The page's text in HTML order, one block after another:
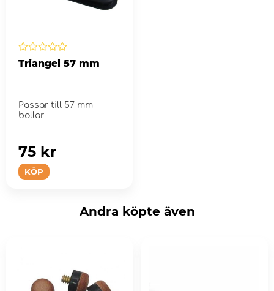
Triangel 57 mm
Passar till 57 mm
bollar
KÖP
75 kr
Andra köpte även